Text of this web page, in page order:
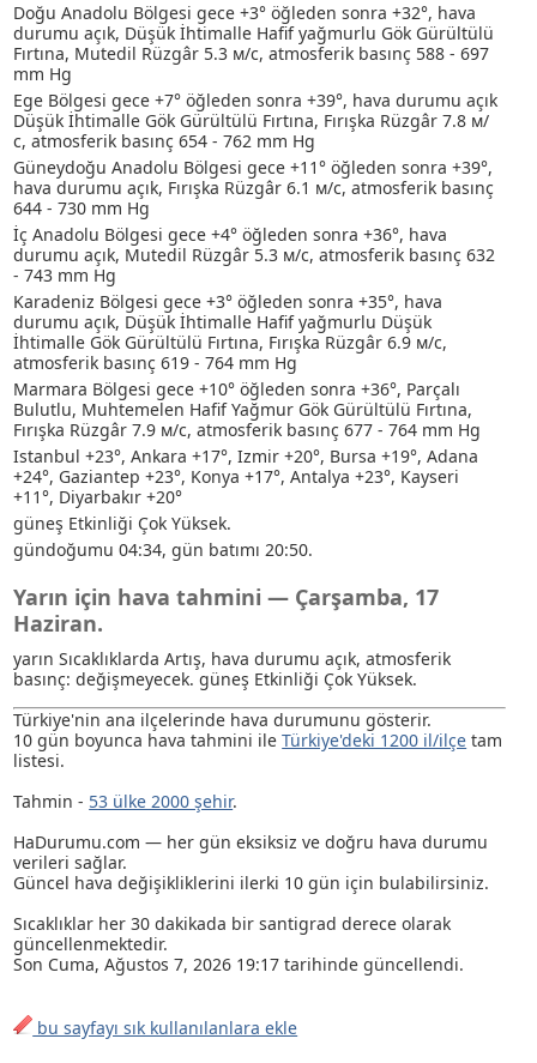
Doğu Anadolu Bölgesi gece +3° öğleden sonra +32°, hava
durumu açık, Düşük İhtimalle Hafif yağmurlu Gök Gürültülü
Fırtına, Mutedil Rüzgâr 5.3 м/с, atmosferik basınç 588 - 697
mm Hg
Ege Bölgesi gece +7° öğleden sonra +39°, hava durumu açık
Düşük İhtimalle Gök Gürültülü Fırtına, Fırışka Rüzgâr 7.8 м/
с, atmosferik basınç 654 - 762 mm Hg
Güneydoğu Anadolu Bölgesi gece +11° öğleden sonra +39°,
hava durumu açık, Fırışka Rüzgâr 6.1 м/с, atmosferik basınç
644 - 730 mm Hg
İç Anadolu Bölgesi gece +4° öğleden sonra +36°, hava
durumu açık, Mutedil Rüzgâr 5.3 м/с, atmosferik basınç 632
- 743 mm Hg
Karadeniz Bölgesi gece +3° öğleden sonra +35°, hava
durumu açık, Düşük İhtimalle Hafif yağmurlu Düşük
İhtimalle Gök Gürültülü Fırtına, Fırışka Rüzgâr 6.9 м/с,
atmosferik basınç 619 - 764 mm Hg
Marmara Bölgesi gece +10° öğleden sonra +36°, Parçalı
Bulutlu, Muhtemelen Hafif Yağmur Gök Gürültülü Fırtına,
Fırışka Rüzgâr 7.9 м/с, atmosferik basınç 677 - 764 mm Hg
Istanbul +23°, Ankara +17°, Izmir +20°, Bursa +19°, Adana
+24°, Gaziantep +23°, Konya +17°, Antalya +23°, Kayseri
+11°, Diyarbakır +20°
güneş Etkinliği Çok Yüksek.
gündoğumu 04:34, gün batımı 20:50.
Yarın için hava tahmini — Çarşamba, 17
Haziran.
yarın Sıcaklıklarda Artış, hava durumu açık, atmosferik
basınç: değişmeyecek. güneş Etkinliği Çok Yüksek.
Türkiye'nin ana ilçelerinde hava durumunu gösterir.
10 gün boyunca hava tahmini ileTürkiye'deki 1200 il/ilçe tam
listesi.
Tahmin - 53 ülke 2000 şehir.
HaDurumu.com — her gün eksiksiz ve doğru hava durumu
verileri sağlar.
Güncel hava değişikliklerini ilerki 10 gün için bulabilirsiniz.
Sıcaklıklar her 30 dakikada bir santigrad derece olarak
güncellenmektedir.
Son Cuma, Ağustos 7, 2026 19:17 tarihinde güncellendi.
bu sayfayı sık kullanılanlara ekle